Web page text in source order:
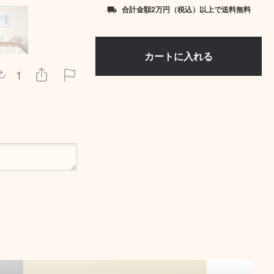
1
local_shipping 合計金額2万円（税込）以上で送料無料